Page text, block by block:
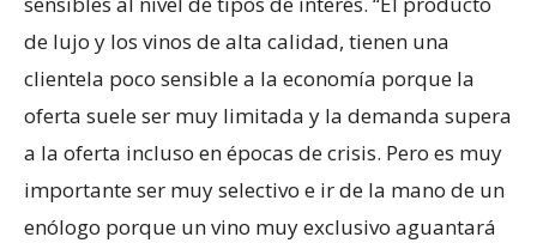
de lujo y los vinos de alta calidad, tienen una
clientela poco sensible a la economía porque la
oferta suele ser muy limitada y la demanda supera
a la oferta incluso en épocas de crisis. Pero es muy
importante ser muy selectivo e ir de la mano de un
enólogo porque un vino muy exclusivo aguantará